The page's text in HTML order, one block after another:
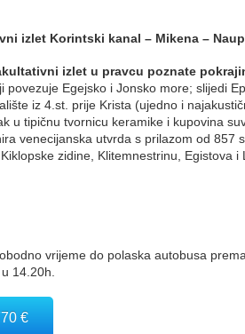
izlet Korintski kanal – Mikena –
izlet u pravcu poznate
povezuje Egejsko i Jonsko more; slijedi
iz 4.st. prije Krista (ujedno i
u tipičnu tvornicu keramike i kupovina
venecijanska utvrda s prilazom od 857
zidine, Klitemnestrinu, Egistova
vrijeme do polaska autobusa
14.20h.
€